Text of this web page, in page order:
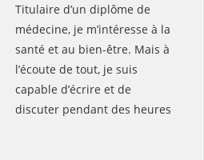
Titulaire d’un diplôme de
médecine, je m’intéresse à la
santé et au bien-être. Mais à
l’écoute de tout, je suis
capable d’écrire et de
discuter pendant des heures